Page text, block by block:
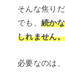
そんな焦り
でも、続か
しれません。
必要なのは、